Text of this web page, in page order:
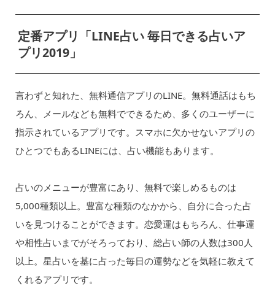
定番アプリ「LINE占い 毎日できる占いア
プリ2019」
言わずと知れた、無料通信アプリのLINE。無料通話はもち
ろん、メールなども無料でできるため、多くのユーザーに
指示されているアプリです。スマホに欠かせないアプリの
ひとつでもあるLINEには、占い機能もあります。
占いのメニューが豊富にあり、無料で楽しめるものは
5,000種類以上。豊富な種類のなかから、自分に合った占
いを見つけることができます。恋愛運はもちろん、仕事運
や相性占いまでがそろっており、総占い師の人数は300人
以上。星占いを基に占った毎日の運勢などを気軽に教えて
くれるアプリです。